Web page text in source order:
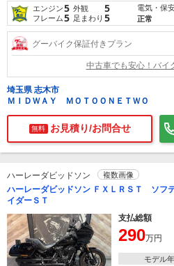
エンジン5 外観 5
フレーム5 足まわり 5
電気・保
正常
グーバイク保証付きプラン
中古車でも安心！バイ
埼玉県 志木市
ＭＩＤＷＡＹ ＭＯＴＯＯＮＥＴＷＯ
無料 お見積り/お問合せ
ハーレーダビッドソン 複数画像
ハーレーダビッドソン ＦＸＬＲＳＴ ソフ
イダーＳＴ
支払総額
290万円
モデル